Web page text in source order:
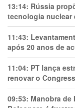
13:14: Rússia
tecnologia nuclear
11:43:
após 20 anos de
11:04: PT lança
renovar o
09:53: Manobra de